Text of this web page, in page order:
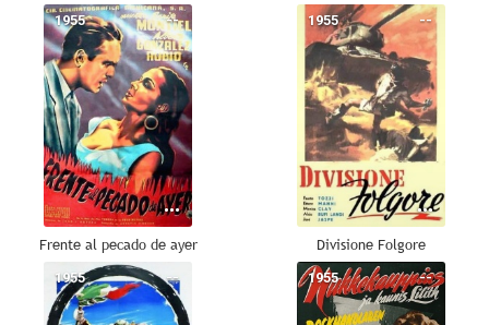
--
1955
Frente al pecado de ayer
--
1955
Divisione Folgore
--
1955 --
1955